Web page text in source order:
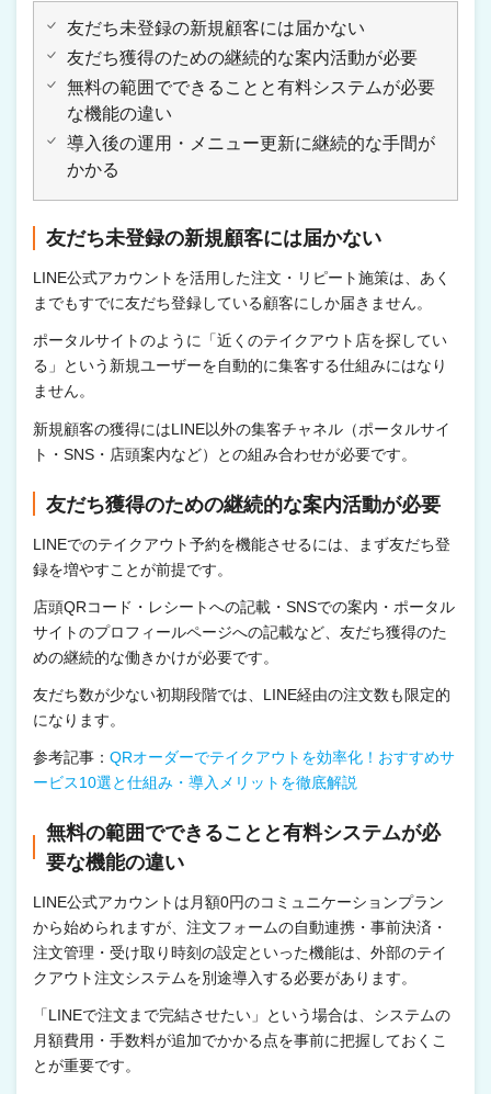
友だち未登録の新規顧客には届かない
友だち獲得のための継続的な案内活動が必要
無料の範囲でできることと有料システムが必要
な機能の違い
導入後の運用・メニュー更新に継続的な手間が
かかる
友だち未登録の新規顧客には届かない
LINE公式アカウントを活用した注文・リピート施策は、あく
までもすでに友だち登録している顧客にしか届きません。
ポータルサイトのように「近くのテイクアウト店を探してい
る」という新規ユーザーを自動的に集客する仕組みにはなり
ません。
新規顧客の獲得にはLINE以外の集客チャネル（ポータルサイ
ト・SNS・店頭案内など）との組み合わせが必要です。
友だち獲得のための継続的な案内活動が必要
LINEでのテイクアウト予約を機能させるには、まず友だち登
録を増やすことが前提です。
店頭QRコード・レシートへの記載・SNSでの案内・ポータル
サイトのプロフィールページへの記載など、友だち獲得のた
めの継続的な働きかけが必要です。
友だち数が少ない初期段階では、LINE経由の注文数も限定的
になります。
参考記事： QRオーダーでテイクアウトを効率化！おすすめサ
ービス10選と仕組み・導入メリットを徹底解説
無料の範囲でできることと有料システムが必
要な機能の違い
LINE公式アカウントは月額0円のコミュニケーションプラン
から始められますが、注文フォームの自動連携・事前決済・
注文管理・受け取り時刻の設定といった機能は、外部のテイ
クアウト注文システムを別途導入する必要があります。
「LINEで注文まで完結させたい」という場合は、システムの
月額費用・手数料が追加でかかる点を事前に把握しておくこ
とが重要です。